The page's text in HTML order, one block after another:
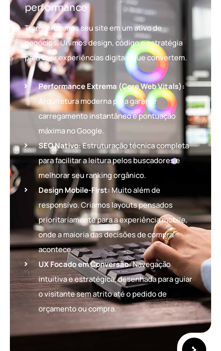
performance
Transformamos seu site em um ativo de
negócios. Unimos design, código e estratégia
para criar experiências digitais que convertem.
Performance Extrema (Core Web Vitals):
Arquitetura moderna para garantir
carregamento instantâneo e pontuação
máxima no Google.
SEO Nativo:Estruturação técnica completa
para facilitar a leitura pelos buscadores e
melhorar seu ranking orgânico.
Design Mobile-First: Muito além de
responsivo. Criamos layouts pensados
prioritariamente para a experiência mobile,
onde a maioria das decisões de compra
acontece.
UX Focado em Conversão:Navegação
intuitiva e estratégica, desenhada para guiar
o visitante sem atrito até o pedido de
orçamento ou compra.